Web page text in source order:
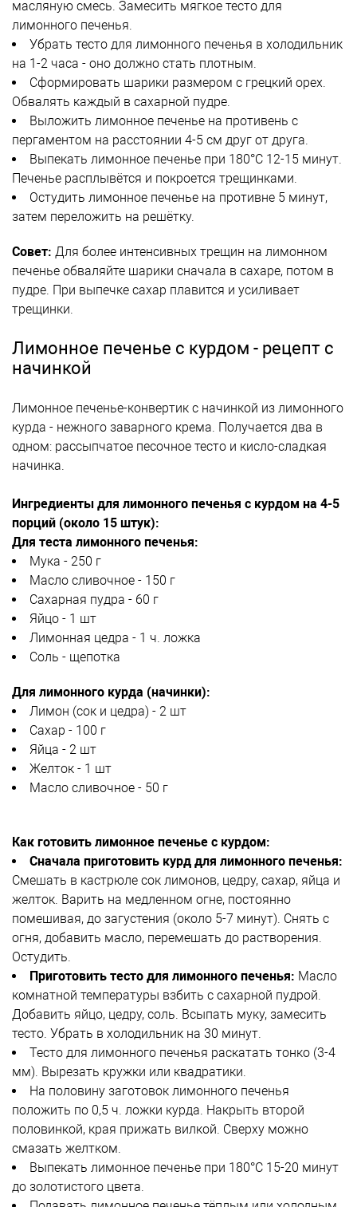
масляную смесь. Замесить мягкое тесто для
лимонного печенья.
Убрать тесто для лимонного печенья в холодильник
на 1-2 часа - оно должно стать плотным.
Сформировать шарики размером с грецкий орех.
Обвалять каждый в сахарной пудре.
Выложить лимонное печенье на противень с
пергаментом на расстоянии 4-5 см друг от друга.
Выпекать лимонное печенье при 180°C 12-15 минут.
Печенье расплывётся и покроется трещинками.
Остудить лимонное печенье на противне 5 минут,
затем переложить на решётку.
Совет: Для более интенсивных трещин на лимонном
печенье обваляйте шарики сначала в сахаре, потом в
пудре. При выпечке сахар плавится и усиливает
трещинки.
Лимонное печенье с курдом - рецепт с
начинкой
Лимонное печенье-конвертик с начинкой из лимонного
курда - нежного заварного крема. Получается два в
одном: рассыпчатое песочное тесто и кисло-сладкая
начинка.
Ингредиенты для лимонного печенья с курдом на 4-5
порций (около 15 штук):
Для теста лимонного печенья:
Мука - 250 г
Масло сливочное - 150 г
Сахарная пудра - 60 г
Яйцо - 1 шт
Лимонная цедра - 1 ч. ложка
Соль - щепотка
Для лимонного курда (начинки):
Лимон (сок и цедра) - 2 шт
Сахар - 100 г
Яйца - 2 шт
Желток - 1 шт
Масло сливочное - 50 г
Как готовить лимонное печенье с курдом:
Сначала приготовить курд для лимонного печенья:
Смешать в кастрюле сок лимонов, цедру, сахар, яйца и
желток. Варить на медленном огне, постоянно
помешивая, до загустения (около 5-7 минут). Снять с
огня, добавить масло, перемешать до растворения.
Остудить.
Приготовить тесто для лимонного печенья: Масло
комнатной температуры взбить с сахарной пудрой.
Добавить яйцо, цедру, соль. Всыпать муку, замесить
тесто. Убрать в холодильник на 30 минут.
Тесто для лимонного печенья раскатать тонко (3-4
мм). Вырезать кружки или квадратики.
На половину заготовок лимонного печенья
положить по 0,5 ч. ложки курда. Накрыть второй
половинкой, края прижать вилкой. Сверху можно
смазать желтком.
Выпекать лимонное печенье при 180°C 15-20 минут
до золотистого цвета.